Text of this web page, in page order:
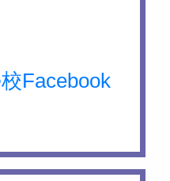
Facebook